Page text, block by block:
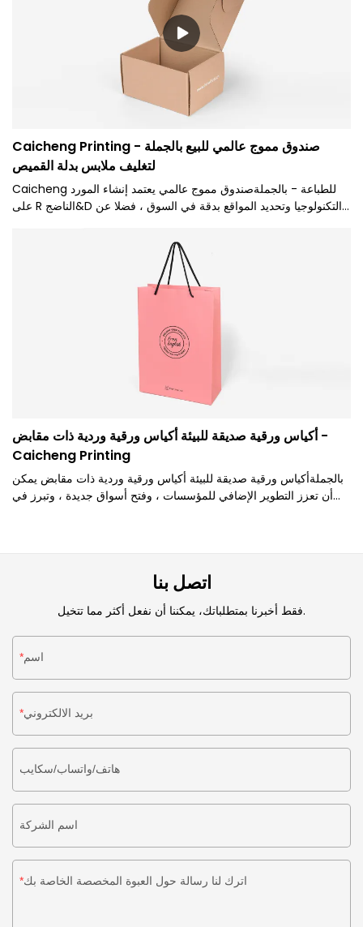
Caicheng Printing - صندوق مموج عالمي للبيع بالجملة
لتغليف ملابس بدلة القميص
Caicheng للطباعة - بالجملةصندوق مموج عالمي يعتمد إنشاء المورد
على R الناضج&D التكنولوجيا وتحديد المواقع بدقة في السوق ، فضلا عن
أكياس ورقية صديقة للبيئة أكياس ورقية وردية ذات مقابض -
Caicheng Printing
بالجملةأكياس ورقية صديقة للبيئة أكياس ورقية وردية ذات مقابض يمكن
أن تعزز التطوير الإضافي للمؤسسات ، وفتح أسواق جديدة ، وتبرز في
اتصل بنا
فقط أخبرنا بمتطلباتك، يمكننا أن نفعل أكثر مما تتخيل.
اسم
بريد الالكتروني
هاتف/واتساب/سكايب
اسم الشركة
اترك لنا رسالة حول العبوة المخصصة الخاصة بك